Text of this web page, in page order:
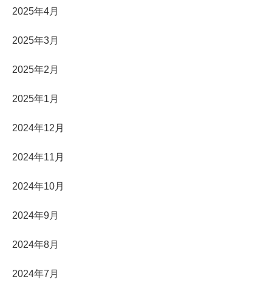
2025年4月
2025年3月
2025年2月
2025年1月
2024年12月
2024年11月
2024年10月
2024年9月
2024年8月
2024年7月